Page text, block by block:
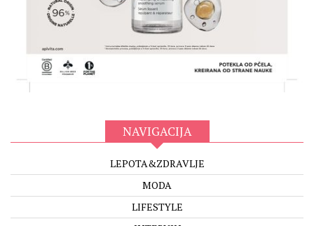
NAVIGACIJA
LEPOTA&ZDRAVLJE
MODA
LIFESTYLE